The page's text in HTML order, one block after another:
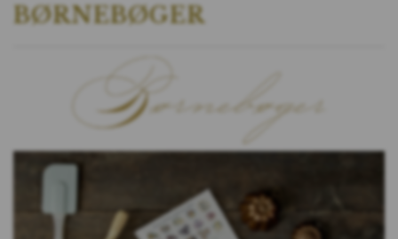
BØRNEBØGER